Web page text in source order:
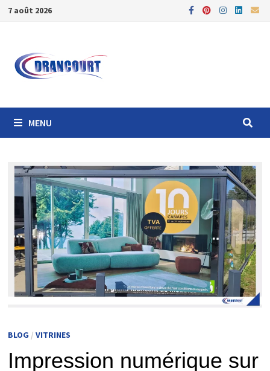
7 août 2026
MENU
BLOG /VITRINES
Impression numérique sur